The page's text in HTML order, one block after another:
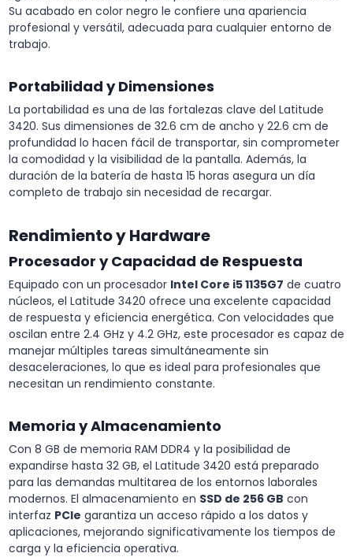
Su acabado en color negro le confiere una apariencia
profesional y versátil, adecuada para cualquier entorno de
trabajo.
Portabilidad y Dimensiones
La portabilidad es una de las fortalezas clave del Latitude
3420. Sus dimensiones de 32.6 cm de ancho y 22.6 cm de
profundidad lo hacen fácil de transportar, sin comprometer
la comodidad y la visibilidad de la pantalla. Además, la
duración de la batería de hasta 15 horas asegura un día
completo de trabajo sin necesidad de recargar.
Rendimiento y Hardware
Procesador y Capacidad de Respuesta
Equipado con un procesador Intel Core i5 1135G7 de cuatro
núcleos, el Latitude 3420 ofrece una excelente capacidad
de respuesta y eficiencia energética. Con velocidades que
oscilan entre 2.4 GHz y 4.2 GHz, este procesador es capaz de
manejar múltiples tareas simultáneamente sin
desaceleraciones, lo que es ideal para profesionales que
necesitan un rendimiento constante.
Memoria y Almacenamiento
Con 8 GB de memoria RAM DDR4 y la posibilidad de
expandirse hasta 32 GB, el Latitude 3420 está preparado
para las demandas multitarea de los entornos laborales
modernos. El almacenamiento en SSD de 256 GB con
interfaz PCIe garantiza un acceso rápido a los datos y
aplicaciones, mejorando significativamente los tiempos de
carga y la eficiencia operativa.